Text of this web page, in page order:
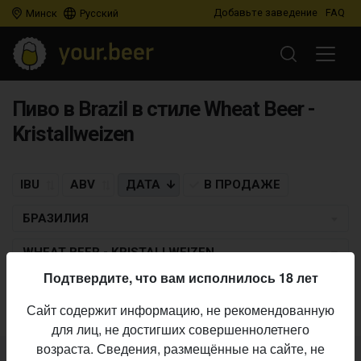
Минск Русский Добавьте заведение FAQ
Пиво в Brazil в стиле Wheat Beer -
Kristallweizen
IBU ABV ДАТА В ПРОДАЖЕ
БРАЗИЛИЯ
WHEAT BEER - KRISTALLWEIZEN
Пиво по заданным критериям не найдено
Подтвердите, что вам исполнилось 18 лет
Сайт содержит информацию, не рекомендованную
для лиц, не достигших совершеннолетнего
возраста. Сведения, размещённые на сайте, не